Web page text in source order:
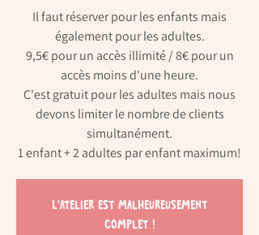
Il faut réserver pour les enfants mais
également pour les adultes.
9,5€ pour un accès illimité / 8€ pour un
accès moins d'une heure.
C'est gratuit pour les adultes mais nous
devons limiter le nombre de clients
simultanément.
L'atelier est malheureusement
complet !